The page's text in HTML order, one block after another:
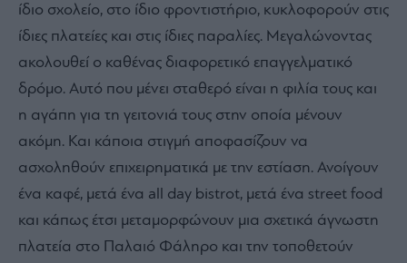
ίδιο σχολείο, στο ίδιο φροντιστήριο, κυκλοφορούν στις
ίδιες πλατείες και στις ίδιες παραλίες. Μεγαλώνοντας
ακολουθεί ο καθένας διαφορετικό επαγγελματικό
δρόμο. Αυτό που μένει σταθερό είναι η φιλία τους και
η αγάπη για τη γειτονιά τους στην οποία μένουν
ακόμη. Και κάποια στιγμή αποφασίζουν να
ασχοληθούν επιχειρηματικά με την εστίαση. Ανοίγουν
ένα καφέ, μετά ένα all day bistrot, μετά ένα street food
και κάπως έτσι μεταμορφώνουν μια σχετικά άγνωστη
πλατεία στο Παλαιό Φάληρο και την τοποθετούν